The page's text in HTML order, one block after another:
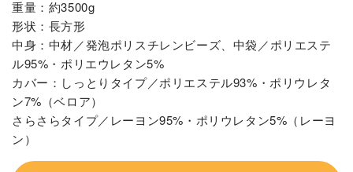
重量：約3500g
形状：長方形
中身：中材／発泡ポリスチレンビーズ、中袋／ポリエステ
ル95%・ポリエウレタン5%
カバー：しっとりタイプ／ポリエステル93%・ポリウレタ
ン7%（ベロア）
さらさらタイプ／レーヨン95%・ポリウレタン5%（レーヨ
ン）